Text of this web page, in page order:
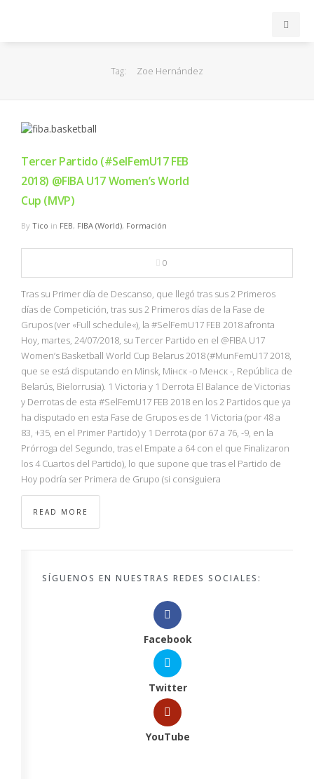
EuroLeague
FIBA
OTROS
NBA
MULTIMEDIA
Tag: Zoe Hernández
Tercer Partido (#SelFemU17 FEB
2018) @FIBA U17 Women’s World
Cup (MVP)
By Tico in FEB, FIBA (World), Formación
0
Tras su Primer día de Descanso, que llegó tras sus 2 Primeros
días de Competición, tras sus 2 Primeros días de la Fase de
Grupos (ver «Full schedule«), la #SelFemU17 FEB 2018 afronta
Hoy, martes, 24/07/2018, su Tercer Partido en el @FIBA U17
Women’s Basketball World Cup Belarus 2018 (#MunFemU17 2018,
que se está disputando en Minsk, Мінск -o Менск -, República de
Belarús, Bielorrusia). 1 Victoria y 1 Derrota El Balance de Victorias
y Derrotas de esta #SelFemU17 FEB 2018 en los 2 Partidos que ya
ha disputado en esta Fase de Grupos es de 1 Victoria (por 48 a
83, +35, en el Primer Partido) y 1 Derrota (por 67 a 76, -9, en la
Prórroga del Segundo, tras el Empate a 64 con el que Finalizaron
los 4 Cuartos del Partido), lo que supone que tras el Partido de
Hoy podría ser Primera de Grupo (si consiguiera
READ MORE
SÍGUENOS EN NUESTRAS REDES SOCIALES:
Facebook
Twitter
YouTube